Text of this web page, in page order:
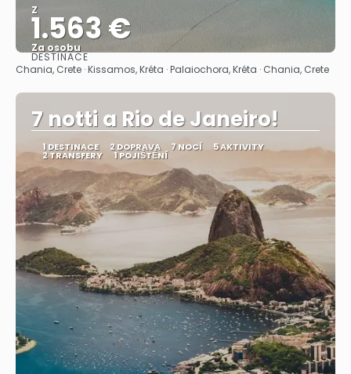
Z
1.563 €
Za osobu
Zobrazit
DESTINACE
Chania, Crete · Kissamos, Kréta · Palaiochora, Kréta · Chania, Crete
7 notti a Rio de Janeiro!
1 DESTINACE 2 DOPRAVA 7 NOCÍ 5 AKTIVITY
2 TRANSFERY 1 POJIŠTĚNÍ